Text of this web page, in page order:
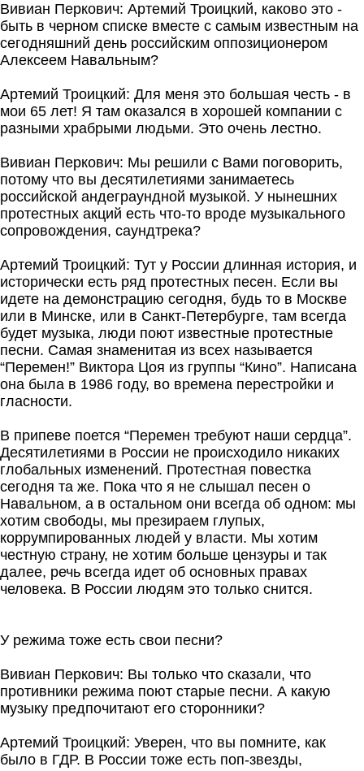
Вивиан Перкович: Артемий Троицкий, каково это -
быть в черном списке вместе с самым известным на
сегодняшний день российским оппозиционером
Алексеем Навальным?
Артемий Троицкий: Для меня это большая честь - в
мои 65 лет! Я там оказался в хорошей компании с
разными храбрыми людьми. Это очень лестно.
Вивиан Перкович: Мы решили с Вами поговорить,
потому что вы десятилетиями занимаетесь
российской андеграундной музыкой. У нынешних
протестных акций есть что-то вроде музыкального
сопровождения, саундтрека?
Артемий Троицкий: Тут у России длинная история, и
исторически есть ряд протестных песен. Если вы
идете на демонстрацию сегодня, будь то в Москве
или в Минске, или в Санкт-Петербурге, там всегда
будет музыка, люди поют известные протестные
песни. Самая знаменитая из всех называется
“Перемен!” Виктора Цоя из группы “Кино”. Написана
она была в 1986 году, во времена перестройки и
гласности.
В припеве поется “Перемен требуют наши сердца”.
Десятилетиями в России не происходило никаких
глобальных изменений. Протестная повестка
сегодня та же. Пока что я не слышал песен о
Навальном, а в остальном они всегда об одном: мы
хотим свободы, мы презираем глупых,
коррумпированных людей у власти. Мы хотим
честную страну, не хотим больше цензуры и так
далее, речь всегда идет об основных правах
человека. В России людям это только снится.
У режима тоже есть свои песни?
Вивиан Перкович: Вы только что сказали, что
противники режима поют старые песни. А какую
музыку предпочитают его сторонники?
Артемий Троицкий: Уверен, что вы помните, как
было в ГДР. В России тоже есть поп-звезды,